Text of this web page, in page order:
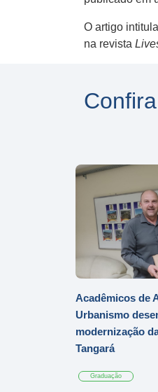
O artigo
na revista
Acadêmicos de
Urbanismo
modernização
Tangará
Graduação